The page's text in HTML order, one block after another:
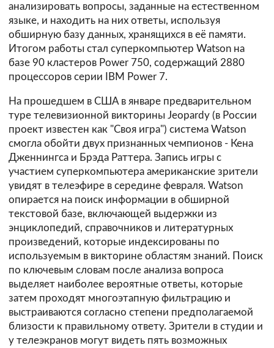
анализировать вопросы, заданные на естественном
языке, и находить на них ответы, используя
обширную базу данных, хранящихся в её памяти.
Итогом работы стал суперкомпьютер Watson на
базе 90 кластеров Power 750, содержащий 2880
процессоров серии IBM Power 7.
На прошедшем в США в январе предварительном
туре телевизионной викторины Jeopardy (в России
проект известен как "Своя игра") система Watson
смогла обойти двух признанных чемпионов - Кена
Дженнингса и Брэда Раттера. Запись игры с
участием суперкомпьютера американские зрители
увидят в телеэфире в середине февраля. Watson
опирается на поиск информации в обширной
текстовой базе, включающей выдержки из
энциклопедий, справочников и литературных
произведений, которые индексированы по
используемым в викторине областям знаний. Поиск
по ключевым словам после анализа вопроса
выделяет наиболее вероятные ответы, которые
затем проходят многоэтапную фильтрацию и
выстраиваются согласно степени предполагаемой
близости к правильному ответу. Зрители в студии и
у телеэкранов могут видеть пять возможных